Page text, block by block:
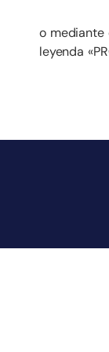
o mediante
leyenda